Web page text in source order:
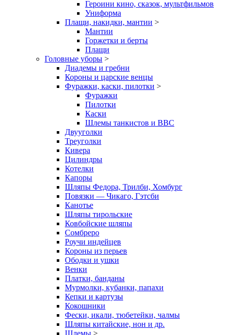
Героини кино, сказок, мультфильмов
Униформа
Плащи, накидки, мантии >
Мантии
Горжетки и берты
Плащи
Головные уборы >
Диадемы и гребни
Короны и царские венцы
Фуражки, каски, пилотки >
Фуражки
Пилотки
Каски
Шлемы танкистов и ВВС
Двууголки
Треуголки
Кивера
Цилиндры
Котелки
Капоры
Шляпы Федора, Трилби, Хомбург
Повязки — Чикаго, Гэтсби
Канотье
Шляпы тирольские
Ковбойские шляпы
Сомбреро
Роучи индейцев
Короны из перьев
Ободки и ушки
Венки
Платки, банданы
Мурмолки, кубанки, папахи
Кепки и картузы
Кокошники
Фески, икали, тюбетейки, чалмы
Шляпы китайские, нон и др.
Шлемы >